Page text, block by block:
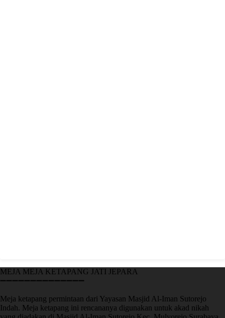
MEJA MEJA KETAPANG JATI JEPARA
➖➖➖➖➖➖➖➖➖➖➖➖➖➖
Meja ketapang permintaan dari Yayasan Masjid Al-Iman Sutorejo
Indah. Meja ketapang ini rencananya digunakan untuk akad nikah